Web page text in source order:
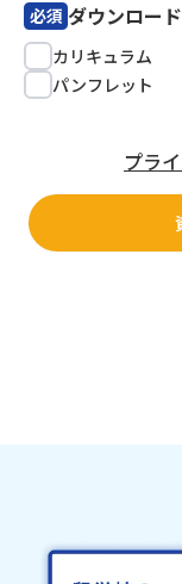
必須 ダウンロー
カリキュラム
パンフレット
プラ